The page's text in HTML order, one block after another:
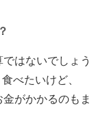
はないでしょう
べたいけど、
がかかるのもま